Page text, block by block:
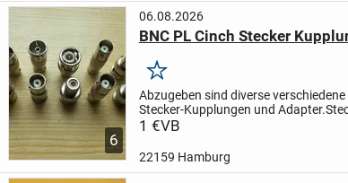
6
06.08.2026
BNC PL Cinch Stecker
Merken
Abzugeben sind diverse
Stecker-Kupplungen und Adapter.
und unbenutzt.
1 €VB
22159 Hamburg